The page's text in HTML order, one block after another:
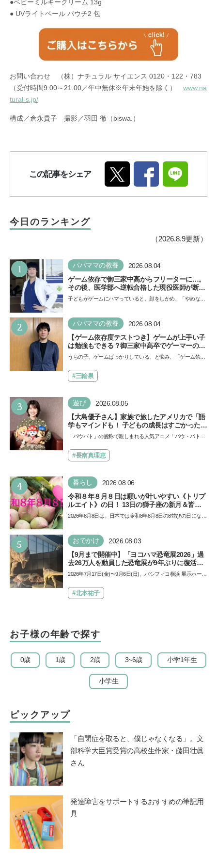
●ベビーミルキークリーム 13g
● UVライトベール パウチ2 包
お問い合わせ （株）ナチュラル サイエンス 0120・122・783
（受付時間9:00～21:00／年中無休※年末年始を除く） www.na
tural-s.jp/
構成／倉永貴子 撮影／羽田 徹（biswa.）
この記事をシェア
今日のランキング
（2026.8.9更新）
1 パパママの教養 2026.08.04
ゲーム依存で御三家中高からフリーターに…。
その後、医学部へ逆転合格した現役医師が断言
「ゲームの経験が受験勉強に役立った」そう考
子どもがゲームにハマっていると、顔をしかめ、「やめなさ
い…
2 パパママの教養 2026.08.04
【ゲーム依存度テストつき】ゲームが上手い子
は勉強もできる？御三家中高卒でゲーマーの医
師・阿部智史さんが教えるゲームしながら受験
うちの子、ゲームばっかりしている、と悩み、「ゲーム禁
も…#三輪泉
3 遊び 2026.08.05
【大島優子さん】家族で旅したアメリカで「語
学もマインドも！ 子どもの成長はすごかった」
声優をつとめた映画『パウ・パトロール ザ・ダ
できると子どもに知ってほしい
「パウパト」の愛称で親しまれる人気アニメ「パウ・パトロ
ザ…#長南真理恵
4 暮らし 2026.08.06
令和８年８月８日は願いが叶いやすい《トリプ
ルエイト》の日！ 13日の獅子座の新月＆皆既
日食の影響にも注目
2026年8月8日は、日本では令和8年8月8日の8並びの日になり
て…
5 おでかけ 2026.08.03
【9月まで開催中】「ヨコハマ恐竜展2026」過
去26万人を動員した恐竜展が9年ぶりに復活！
夏休みのおでかけで楽しむポイントを完全ガイ
2026年7月17日(金)〜9月6日(日)、パシフィコ横浜 展示ホール
催…#北本祐子
お子様の年齢で探す
0歳 1歳 2歳 3~6歳 小学1年生
小学生
ピックアップ
「自閉症を取ると、僕じゃなくなる」。文
部科学大臣賞受賞の高校生作家・藤田壮眞
さん
発達障害をサポートするおすすめの筆記用
具